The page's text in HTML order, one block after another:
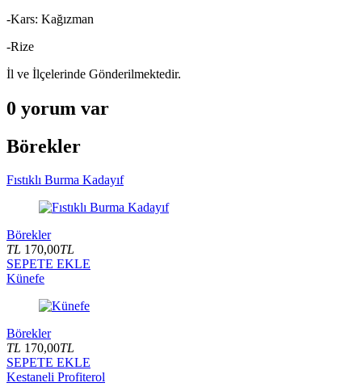
-Kars: Kağızman
-Rize
İl ve İlçelerinde Gönderilmektedir.
0 yorum var
Börekler
Fıstıklı Burma Kadayıf
Börekler
TL 170,00TL
SEPETE EKLE
Künefe
Börekler
TL 170,00TL
SEPETE EKLE
Kestaneli Profiterol